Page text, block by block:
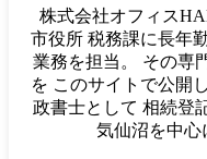
株式会社オフィス
市役所 税務課に長年
業務を担当。 その専
を このサイトで公開
政書士として 相続登
気仙沼を中心